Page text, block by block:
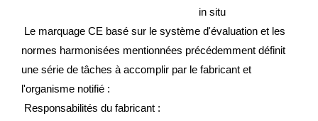
in situ
Le marquage CE basé sur le système d'évaluation et les
normes harmonisées mentionnées précédemment définit
une série de tâches à accomplir par le fabricant et
l'organisme notifié :
Responsabilités du fabricant :